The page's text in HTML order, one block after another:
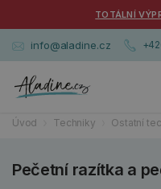
TOTÁLNÍ
info@aladine.cz
Úvod Techniky Ostatní
Pečetní razítka a